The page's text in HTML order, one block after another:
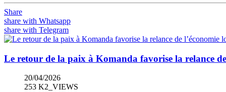
Share
share with Whatsapp
share with Telegram
Le retour de la paix à Komanda favorise la relance de
20/04/2026
253 K2_VIEWS